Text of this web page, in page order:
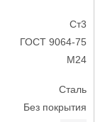
Ст3
ГОСТ 9064-75
М24
Сталь
Без покрытия